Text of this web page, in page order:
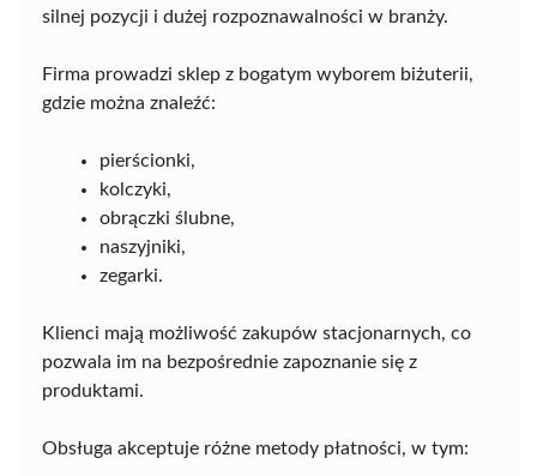
silnej pozycji i dużej rozpoznawalności w branży.
Firma prowadzi sklep z bogatym wyborem biżuterii,
gdzie można znaleźć:
pierścionki,
kolczyki,
obrączki ślubne,
naszyjniki,
zegarki.
Klienci mają możliwość zakupów stacjonarnych, co
pozwala im na bezpośrednie zapoznanie się z
produktami.
Obsługa akceptuje różne metody płatności, w tym: